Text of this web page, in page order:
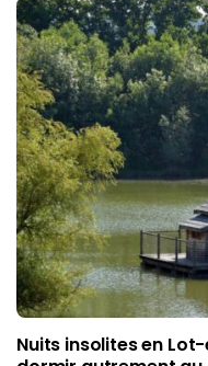
Nuits insolites en